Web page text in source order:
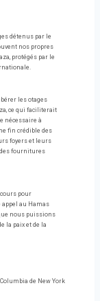
détenus par le
nos propres
protégés par le
les otages
ce qui faciliterait
nécessaire à
fin crédible des
foyers et leurs
fournitures
pour
au Hamas
nous puissions
la paix et de la
de New York